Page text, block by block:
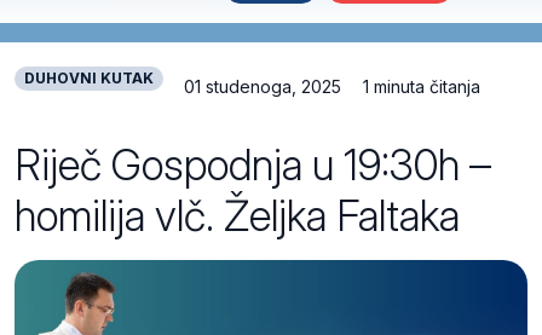
DUHOVNI KUTAK 01 studenoga, 2025 1 minuta čitanja
Riječ Gospodnja u 19:30h –
homilija vlč. Željka Faltaka